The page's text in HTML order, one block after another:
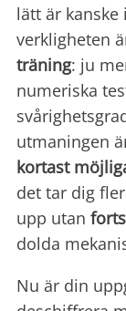
lätt är kanske
verkligheten
träning: ju
numeriska
utmaningen
kortast
det tar dig
upp utan
dolda
Nu är din